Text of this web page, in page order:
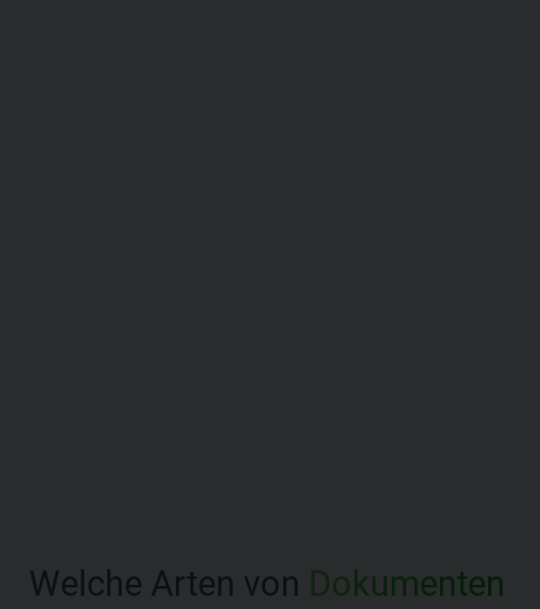
Welche Arten von Dokumenten